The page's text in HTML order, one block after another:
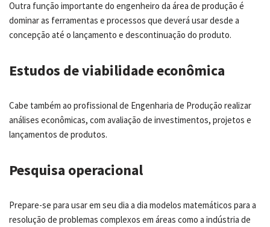
Outra função importante do engenheiro da área de produção é
dominar as ferramentas e processos que deverá usar desde a
concepção até o lançamento e descontinuação do produto.
Estudos de viabilidade econômica
Cabe também ao profissional de Engenharia de Produção realizar
análises econômicas, com avaliação de investimentos, projetos e
lançamentos de produtos.
Pesquisa operacional
Prepare-se para usar em seu dia a dia modelos matemáticos para a
resolução de problemas complexos em áreas como a indústria de